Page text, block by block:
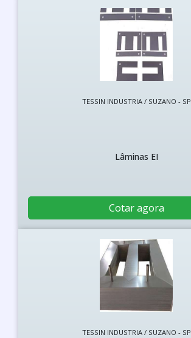
TESSIN INDUSTRIA / SUZANO - SP
Lâminas EI
Cotar agora
TESSIN INDUSTRIA / SUZANO - SP